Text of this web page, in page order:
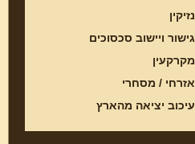
נזיקין
גישור ויישוב סכסוכים
מקרקעין
אזרחי / מסחרי
עיכוב יציאה מהארץ